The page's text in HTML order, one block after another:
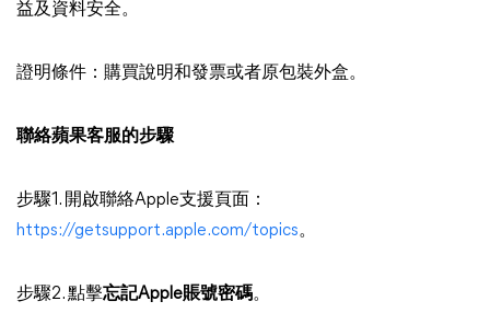
益及資料安全。
證明條件：購買說明和發票或者原包裝外盒。
聯絡蘋果客服的步驟
步驟1. 開啟聯絡Apple支援頁面：
https://getsupport.apple.com/topics。
步驟2. 點擊忘記Apple賬號密碼。